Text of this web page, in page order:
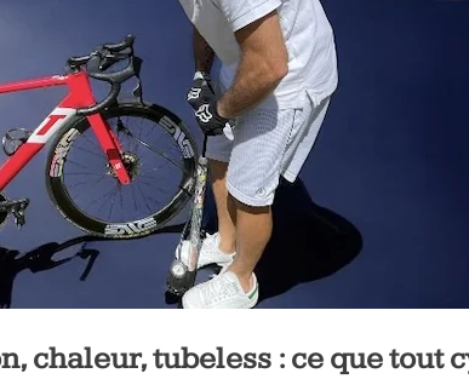
chaleur, tubeless : ce que tout